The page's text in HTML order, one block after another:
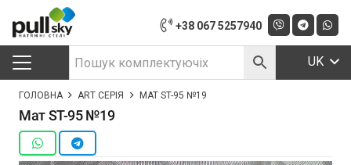
+38 067 5257940
UK
ГОЛОВНА ART СЕРІЯ МАТ ST-95 №19
Мат ST-95 №19